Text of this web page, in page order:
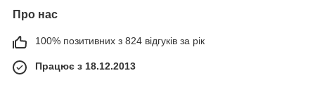
Про нас
100% позитивних з 824 відгуків за рік
Працює з 18.12.2013